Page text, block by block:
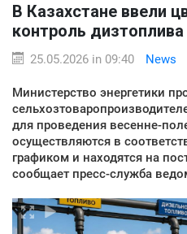
В Казахстане ввели
контроль
25.05.2026 in 09:40 News
Министерство энергетики
для проведения весенне-
осуществляются в
графиком и находятся на
сообщает пресс-служба